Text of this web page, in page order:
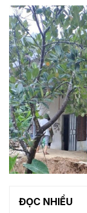
ĐỌC NHIỀU